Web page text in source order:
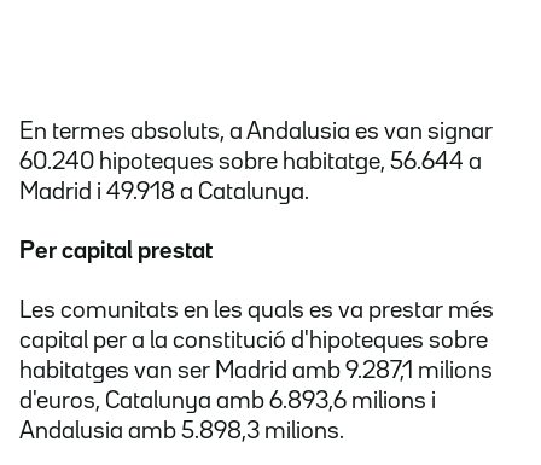
En termes absoluts, a Andalusia es van signar
60.240 hipoteques sobre habitatge, 56.644 a
Madrid i 49.918 a Catalunya.
Per capital prestat
Les comunitats en les quals es va prestar més
capital per a la constitució d'hipoteques sobre
habitatges van ser Madrid amb 9.287,1 milions
d'euros, Catalunya amb 6.893,6 milions i
Andalusia amb 5.898,3 milions.